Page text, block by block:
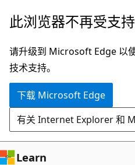
跳
主
要
内
此浏览器不再受支持
请升级到 Microsoft Edge 以
技术支持。
下载 Microsoft Edge
有关 Internet Explorer 和
Learn